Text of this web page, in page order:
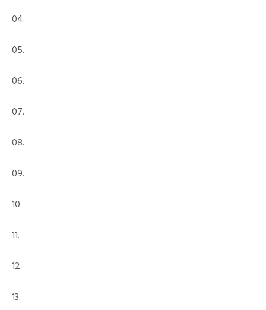
04.
05.
06.
07.
08.
09.
10.
11.
12.
13.